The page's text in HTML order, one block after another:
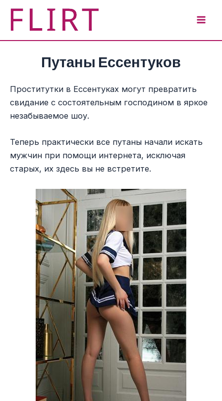
Перейти
содержимому
Путаны Ессентуков
Проститутки в Ессентуках могут превратить
свидание с состоятельным господином в яркое
незабываемое шоу.
Теперь практически все путаны начали искать
мужчин при помощи интернета, исключая
старых, их здесь вы не встретите.